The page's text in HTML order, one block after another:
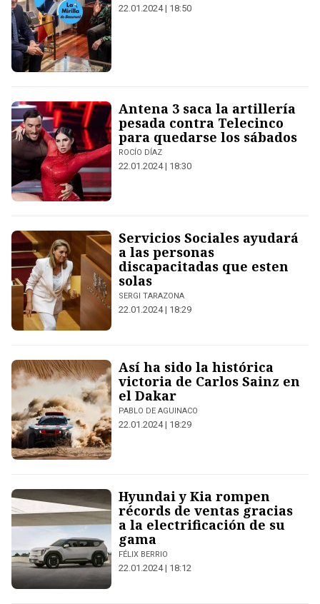
22.01.2024 | 18:50
Antena 3 saca la artillería
pesada contra Telecinco
para quedarse los sábados
ROCÍO DÍAZ
22.01.2024 | 18:30
Servicios Sociales ayudará
a las personas
discapacitadas que esten
solas
SERGI TARAZONA
22.01.2024 | 18:29
Así ha sido la histórica
victoria de Carlos Sainz en
el Dakar
PABLO DE AGUINACO
22.01.2024 | 18:29
Hyundai y Kia rompen
récords de ventas gracias
a la electrificación de su
gama
FÉLIX BERRIO
22.01.2024 | 18:12